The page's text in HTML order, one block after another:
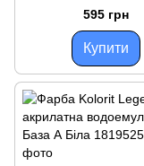
595 грн
Купити